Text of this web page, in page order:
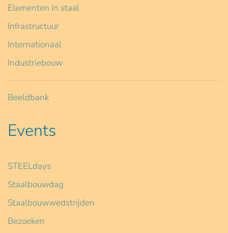
Elementen in staal
Infrastructuur
Internationaal
Industriebouw
Beeldbank
Events
STEELdays
Staalbouwdag
Staalbouwwedstrijden
Bezoeken